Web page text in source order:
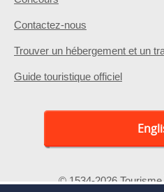
Contactez-nous
Trouver un hébergement et un
Guide touristique officiel
© 1534-2026